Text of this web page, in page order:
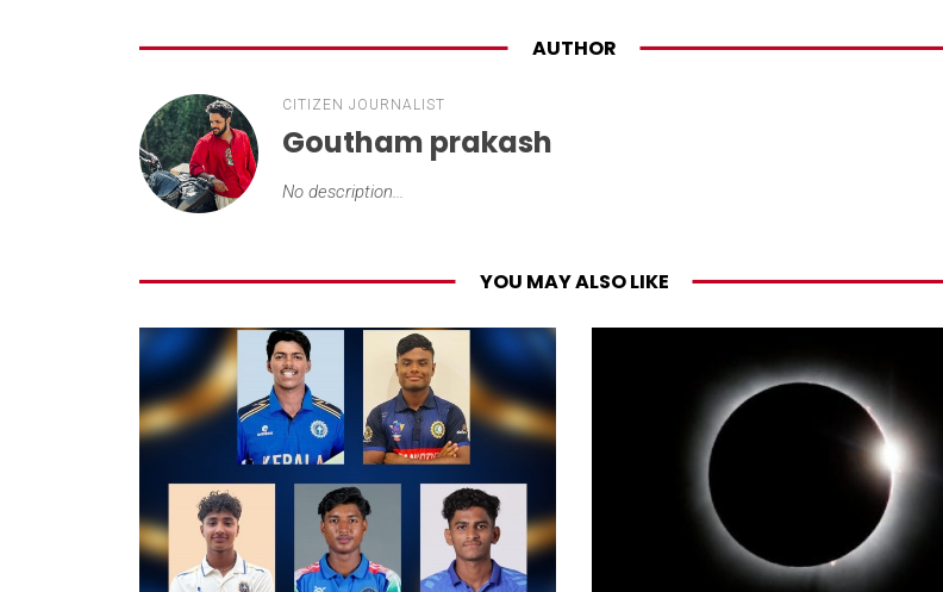
AUTHOR
CITIZEN JOURNALIST
Goutham prakash
No description...
YOU MAY ALSO LIKE